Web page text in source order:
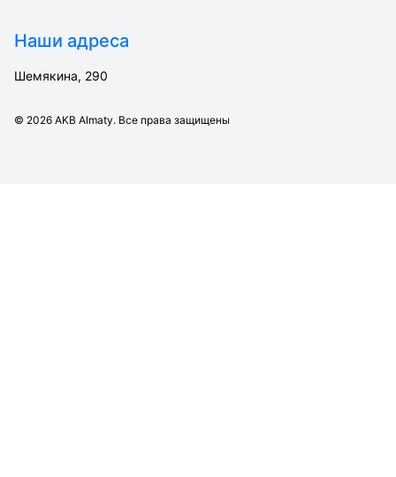
Наши адреса
Шемякина, 290
© 2026 AKB Almaty. Все права защищены